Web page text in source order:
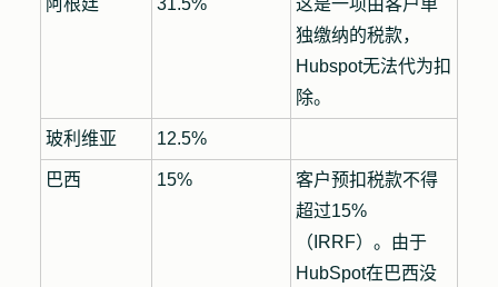
阿根廷 31.5%
这是一项由客户单
独缴纳的税款，
Hubspot无法代为扣
除。
玻利维亚 12.5%
巴西 15%
客户预扣税款不得
超过15%
（IRRF）。由于
HubSpot在巴西没